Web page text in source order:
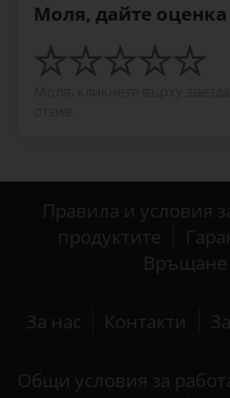
Моля, дайте оценка
Правила и условия
продуктите
Връщане
За нас Контакти
Общи условия за